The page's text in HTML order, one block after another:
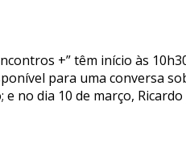
+” têm início às
para uma conversa
e no dia 10 de março,